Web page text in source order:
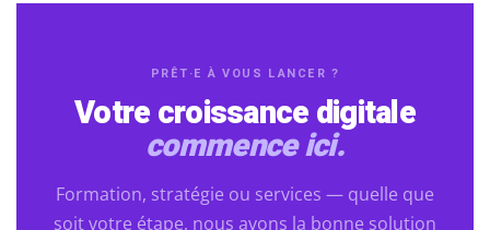
PRÊT·E À VOUS LANCER ?
Votre croissance digitale
commence ici.
Formation, stratégie ou services — quelle que
soit votre étape, nous avons la bonne solution